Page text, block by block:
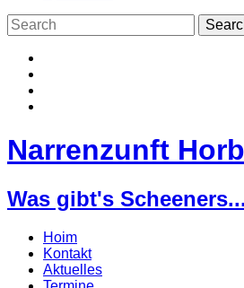
Narrenzunft
Was gibt's Scheeners...
Hoim
Kontakt
Aktuelles